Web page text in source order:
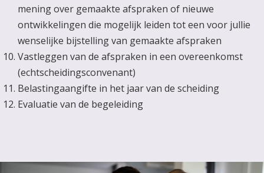
mening over gemaakte afspraken of nieuwe
ontwikkelingen die mogelijk leiden tot een voor jullie
wenselijke bijstelling van gemaakte afspraken
Vastleggen van de afspraken in een overeenkomst
(echtscheidingsconvenant)
Belastingaangifte in het jaar van de scheiding
Evaluatie van de begeleiding